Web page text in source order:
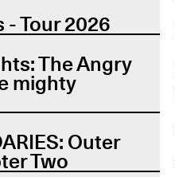
- Tour 2026
The Angry
mighty
Outer
Two